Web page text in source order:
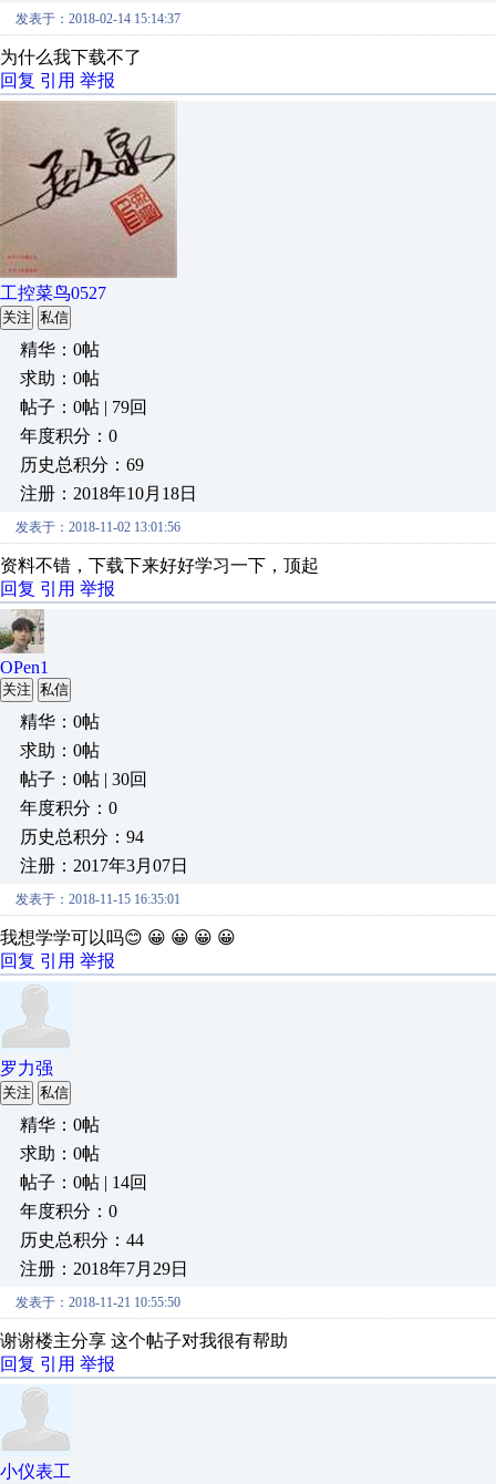
发表于：2018-02-14 15:14:37
为什么我下载不了
回复 引用 举报
工控菜鸟0527
关注 私信
精华：0帖
求助：0帖
帖子：0帖 | 79回
年度积分：0
历史总积分：69
注册：2018年10月18日
发表于：2018-11-02 13:01:56
资料不错，下载下来好好学习一下，顶起
回复 引用 举报
OPen1
关注 私信
精华：0帖
求助：0帖
帖子：0帖 | 30回
年度积分：0
历史总积分：94
注册：2017年3月07日
发表于：2018-11-15 16:35:01
我想学学可以吗😊 😀 😀 😀 😀
回复 引用 举报
罗力强
关注 私信
精华：0帖
求助：0帖
帖子：0帖 | 14回
年度积分：0
历史总积分：44
注册：2018年7月29日
发表于：2018-11-21 10:55:50
谢谢楼主分享 这个帖子对我很有帮助
回复 引用 举报
小仪表工